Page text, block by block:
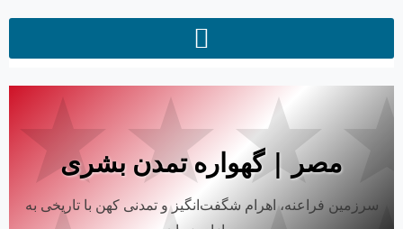
مصر | گهواره تمدن بشری
سرزمین فراعنه، اهرام شگفت‌انگیز و تمدنی کهن با تاریخی به